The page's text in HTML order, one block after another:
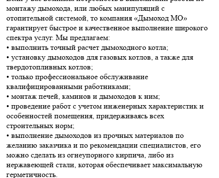
монтажу дымохода, или любых манипуляций с
отопительной системой, то компания «Дымоход МО»
гарантирует быстрое и качественное выполнение широкого
спектра услуг. Мы предлагаем:
• выполнить точный расчет дымоходного котла;
• установку дымоходов для газовых котлов, а также для
твердотопливных котлов;
• только профессиональное обслуживание
квалифицированными работниками;
• монтаж печей, каминов и дымоходов к ним;
• проведение работ с учетом инженерных характеристик и
особенностей помещения, придерживаясь всех
строительных норм;
• выполнение дымоходов из прочных материалов по
желанию заказчика и по рекомендации специалистов, его
можно сделать из огнеупорного кирпича, либо из
нержавеющей стали, которая обеспечивает максимальную
герметичность.